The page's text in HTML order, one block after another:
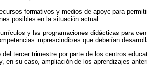
formativos y medios de apoyo para
posibles en la situación actual.
y las programaciones didácticas para
imprescindibles que deberían
del tercer trimestre por parte de los centros
en su caso, ampliación de los aprendizajes